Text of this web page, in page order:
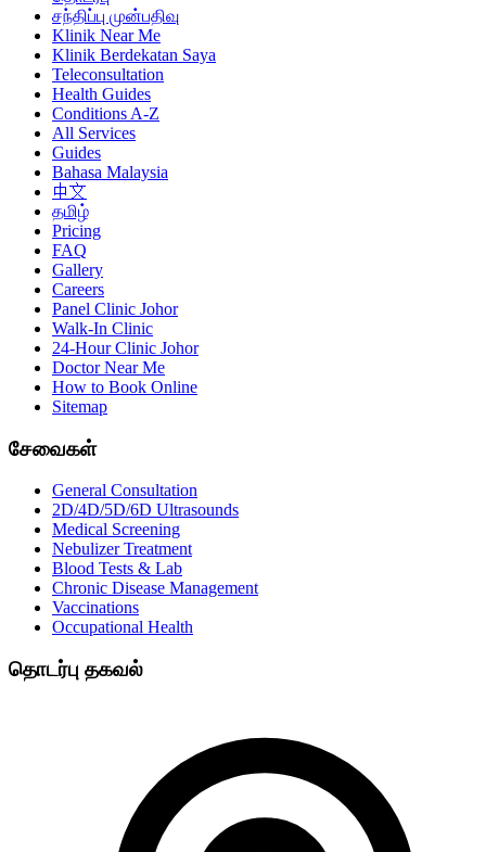
சந்திப்பு முன்பதிவு
Klinik Near Me
Klinik Berdekatan Saya
Teleconsultation
Health Guides
Conditions A-Z
All Services
Guides
Bahasa Malaysia
中文
தமிழ்
Pricing
FAQ
Gallery
Careers
Panel Clinic Johor
Walk-In Clinic
24-Hour Clinic Johor
Doctor Near Me
How to Book Online
Sitemap
சேவைகள்
General Consultation
2D/4D/5D/6D Ultrasounds
Medical Screening
Nebulizer Treatment
Blood Tests & Lab
Chronic Disease Management
Vaccinations
Occupational Health
தொடர்பு தகவல்